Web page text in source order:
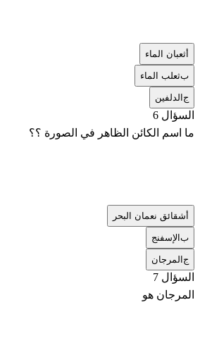
ثعبان الماء
بثعلب الماء
جالدلفين
السؤال 6
ما اسم الكائن الظاهر في الصورة ؟؟
شقائق نعمان البحر
بالإسفنج
جالمرجان
السؤال 7
المرجان هو